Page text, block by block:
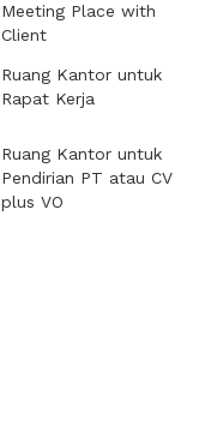
Meeting Place with
Client
Ruang Kantor untuk
Rapat Kerja
Ruang Kantor untuk
Pendirian PT atau CV
plus VO